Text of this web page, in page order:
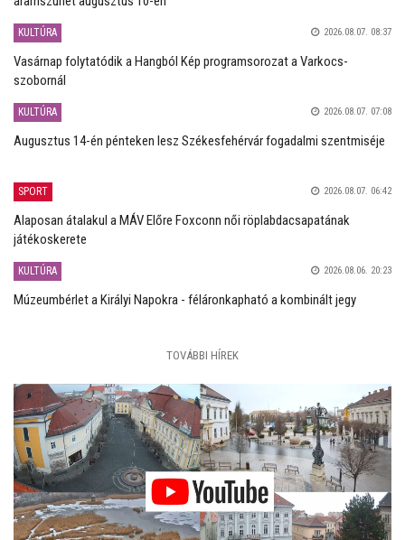
KULTÚRA 2026.08.07. 08:37
Vasárnap folytatódik a Hangból Kép programsorozat a Varkocs-
szobornál
KULTÚRA 2026.08.07. 07:08
Augusztus 14-én pénteken lesz Székesfehérvár fogadalmi szentmiséje
SPORT 2026.08.07. 06:42
Alaposan átalakul a MÁV Előre Foxconn női röplabdacsapatának
játékoskerete
KULTÚRA 2026.08.06. 20:23
Múzeumbérlet a Királyi Napokra - féláronkapható a kombinált jegy
TOVÁBBI HÍREK